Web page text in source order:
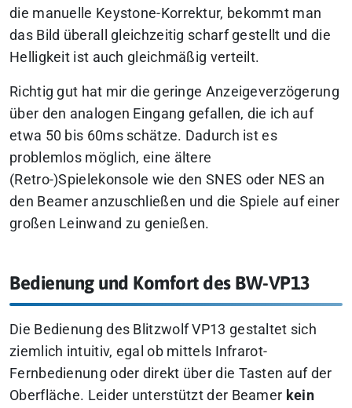
die manuelle Keystone-Korrektur, bekommt man
das Bild überall gleichzeitig scharf gestellt und die
Helligkeit ist auch gleichmäßig verteilt.
Richtig gut hat mir die geringe Anzeigeverzögerung
über den analogen Eingang gefallen, die ich auf
etwa 50 bis 60ms schätze. Dadurch ist es
problemlos möglich, eine ältere
(Retro-)Spielekonsole wie den SNES oder NES an
den Beamer anzuschließen und die Spiele auf einer
großen Leinwand zu genießen.
Bedienung und Komfort des BW-VP13
Die Bedienung des Blitzwolf VP13 gestaltet sich
ziemlich intuitiv, egal ob mittels Infrarot-
Fernbedienung oder direkt über die Tasten auf der
Oberfläche. Leider unterstützt der Beamer kein